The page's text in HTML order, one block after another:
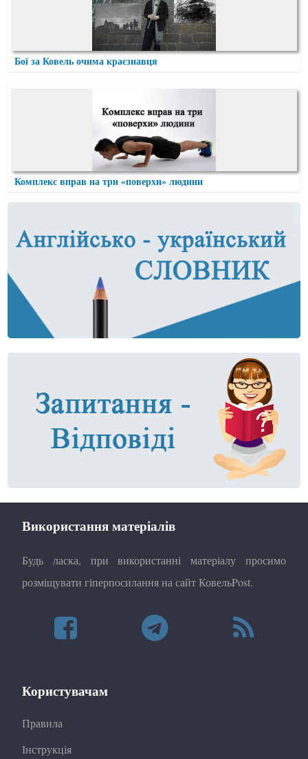
Бої за Ковель очима краєзнавця
Комплекс вправ на три «поверхи» людини
Використання матеріалів
Будь ласка, при використанні матеріалу просимо
розміщувати гіперпосилання на сайт КовельPost.
Користувачам
Правила
Інструкція